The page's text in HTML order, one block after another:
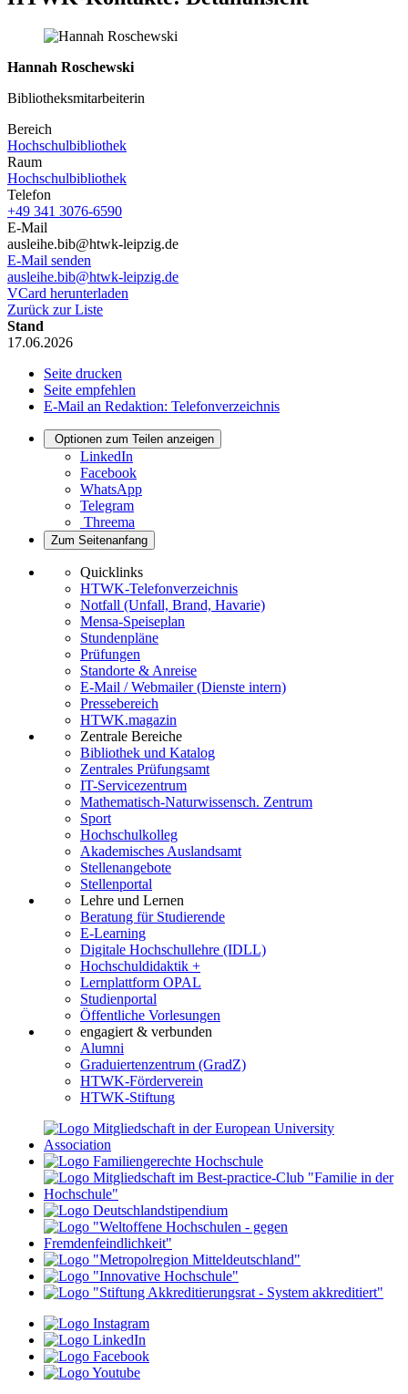
Hannah Roschewski
Bibliotheksmitarbeiterin
Bereich
Hochschulbibliothek
Raum
Hochschulbibliothek
Telefon
+49 341 3076-6590
E-Mail
ausleihe.bib@htwk-leipzig.de
E-Mail senden
ausleihe.bib@htwk-leipzig.de
VCard herunterladen
Zurück zur Liste
Stand
17.06.2026
Seite drucken
Seite empfehlen
E-Mail an Redaktion: Telefonverzeichnis
Optionen zum Teilen anzeigen
LinkedIn
Facebook
WhatsApp
Telegram
Threema
Zum Seitenanfang
Quicklinks
HTWK-Telefonverzeichnis
Notfall (Unfall, Brand, Havarie)
Mensa-Speiseplan
Stundenpläne
Prüfungen
Standorte & Anreise
E-Mail / Webmailer (Dienste intern)
Pressebereich
HTWK.magazin
Zentrale Bereiche
Bibliothek und Katalog
Zentrales Prüfungsamt
IT-Servicezentrum
Mathematisch-Naturwissensch. Zentrum
Sport
Hochschulkolleg
Akademisches Auslandsamt
Stellenangebote
Stellenportal
Lehre und Lernen
Beratung für Studierende
E-Learning
Digitale Hochschullehre (IDLL)
Hochschuldidaktik +
Lernplattform OPAL
Studienportal
Öffentliche Vorlesungen
engagiert & verbunden
Alumni
Graduiertenzentrum (GradZ)
HTWK-Förderverein
HTWK-Stiftung